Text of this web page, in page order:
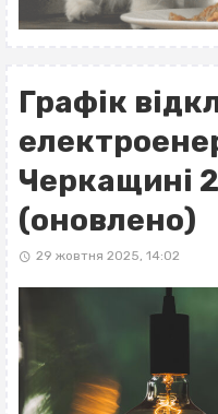
Графік
Черкащині
(оновлено)
29 жовтня 2025, 14:02